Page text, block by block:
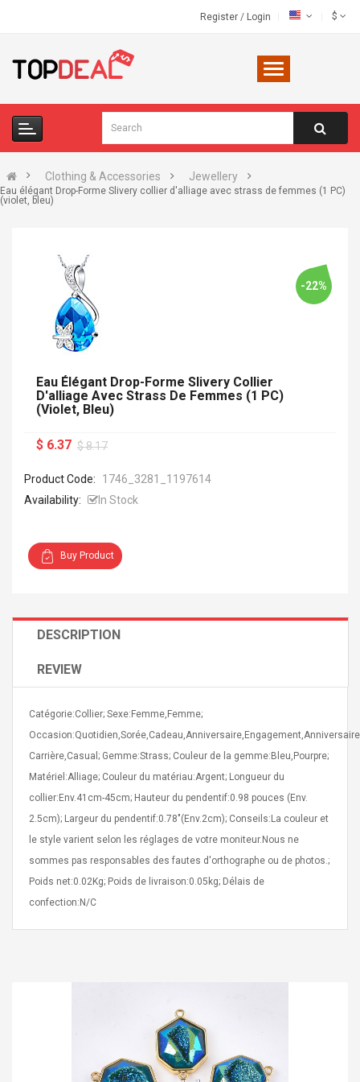
Register / Login $
Clothing & Accessories Jewellery
Eau élégant Drop-Forme Slivery collier d'alliage avec strass de femmes (1 PC)
(violet, bleu)
Sole
Para Violín
Instrumento
Asics Tiger Gel-Kayano
5.1 Sneaker
Casual / Sporty Hip Hop
Stainless Steel Silver Gold
Golden 1 Pair Gloves
Black 1 Pair Gloves Rose
Golden 1 Pair Gloves 55
$ 15.46
$ 28.63
NUX NOD-1 HORSEMAN
-22%
Eau Élégant Drop-Forme Slivery Collier
D'alliage Avec Strass De Femmes (1 PC)
(violet, Bleu)
$ 6.37 $ 8.17
Product Code:
1746_3281_1197614
Availability:
In Stock
Buy Product
DESCRIPTION
REVIEW
Catégorie:Collier; Sexe:Femme,Femme;
Carrière,Casual; Gemme:Strass; Couleur de la gemme:Bleu,Pourpre;
Matériel:Alliage; Couleur du matériau:Argent; Longueur du
collier:Env.41cm-45cm; Hauteur du pendentif:0.98 pouces (Env.
2.5cm); Largeur du pendentif:0.78"(Env.2cm); Conseils:La couleur et
le style varient selon les réglages de votre moniteur.Nous ne
sommes pas responsables des fautes d'orthographe ou de photos.;
Poids net:0.02Kg; Poids de livraison:0.05kg; Délais de
confection:N/C